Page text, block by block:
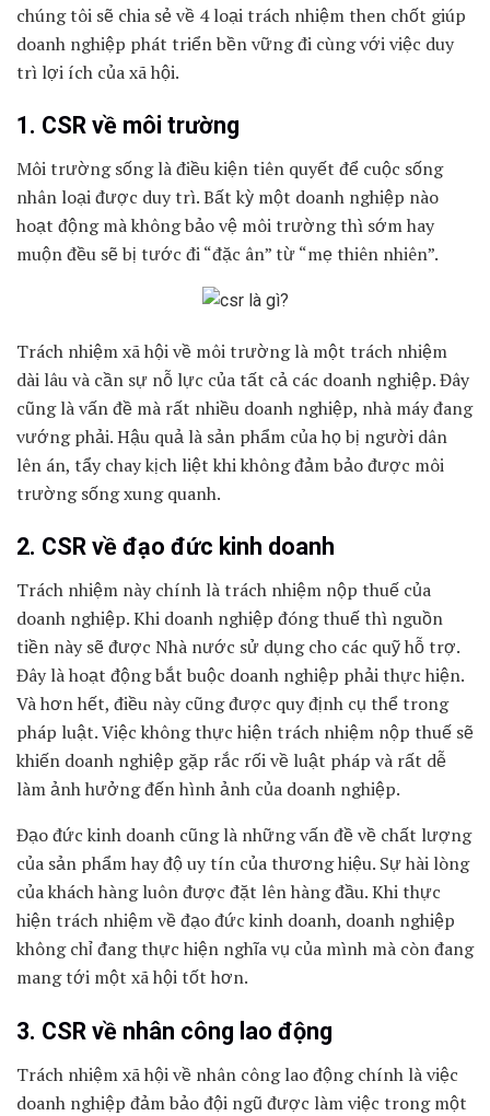
chúng tôi sẽ chia sẻ về 4 loại trách nhiệm then chốt giúp
doanh nghiệp phát triển bền vững đi cùng với việc duy
trì lợi ích của xã hội.
1. CSR về môi trường
Môi trường sống là điều kiện tiên quyết để cuộc sống
nhân loại được duy trì. Bất kỳ một doanh nghiệp nào
hoạt động mà không bảo vệ môi trường thì sớm hay
muộn đều sẽ bị tước đi “đặc ân” từ “mẹ thiên nhiên”.
Trách nhiệm xã hội về môi trường là một trách nhiệm
dài lâu và cần sự nỗ lực của tất cả các doanh nghiệp. Đây
cũng là vấn đề mà rất nhiều doanh nghiệp, nhà máy đang
vướng phải. Hậu quả là sản phẩm của họ bị người dân
lên án, tẩy chay kịch liệt khi không đảm bảo được môi
trường sống xung quanh.
2. CSR về đạo đức kinh doanh
Trách nhiệm này chính là trách nhiệm nộp thuế của
doanh nghiệp. Khi doanh nghiệp đóng thuế thì nguồn
tiền này sẽ được Nhà nước sử dụng cho các quỹ hỗ trợ.
Đây là hoạt động bắt buộc doanh nghiệp phải thực hiện.
Và hơn hết, điều này cũng được quy định cụ thể trong
pháp luật. Việc không thực hiện trách nhiệm nộp thuế sẽ
khiến doanh nghiệp gặp rắc rối về luật pháp và rất dễ
làm ảnh hưởng đến hình ảnh của doanh nghiệp.
Đạo đức kinh doanh cũng là những vấn đề về chất lượng
của sản phẩm hay độ uy tín của thương hiệu. Sự hài lòng
của khách hàng luôn được đặt lên hàng đầu. Khi thực
hiện trách nhiệm về đạo đức kinh doanh, doanh nghiệp
không chỉ đang thực hiện nghĩa vụ của mình mà còn đang
mang tới một xã hội tốt hơn.
3. CSR về nhân công lao động
Trách nhiệm xã hội về nhân công lao động chính là việc
doanh nghiệp đảm bảo đội ngũ được làm việc trong một